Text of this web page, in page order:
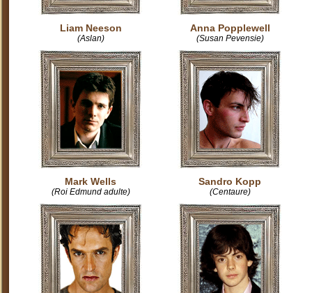
Liam Neeson
(Aslan)
Anna Popplewell
(Susan Pevensie)
Mark Wells
(Roi Edmund adulte)
Sandro Kopp
(Centaure)